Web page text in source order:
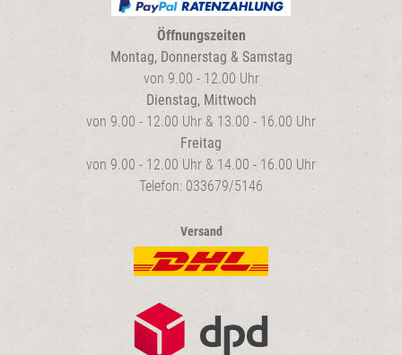
Öffnungszeiten
Montag, Donnerstag & Samstag
von 9.00 - 12.00 Uhr
Dienstag, Mittwoch
von 9.00 - 12.00 Uhr & 13.00 - 16.00 Uhr
Freitag
von 9.00 - 12.00 Uhr & 14.00 - 16.00 Uhr
Telefon: 033679/5146
Versand